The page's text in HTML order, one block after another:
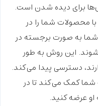
برای دیده شدن است.
با محصولات شما را در
به صورت برجسته در
این روش به طور
دسترسی پیدا می‌کند.
کمک می‌کند تا در
عرضه کنید.